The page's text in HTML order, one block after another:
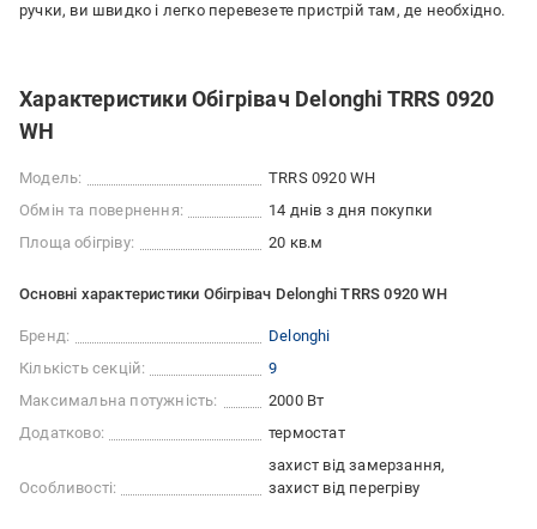
ручки, ви швидко і легко перевезете пристрій там, де необхідно.
Характеристики Обігрівач Delonghi TRRS 0920
WH
Модель:
TRRS 0920 WH
Обмін та повернення:
14 днів з дня покупки
Площа обігріву:
20 кв.м
Основні характеристики Обігрівач Delonghi TRRS 0920 WH
Бренд:
Delonghi
Кількість секцій:
9
Максимальна потужність:
2000 Вт
Додатково:
термостат
Особливості:
захист від замерзання
захист від перегріву